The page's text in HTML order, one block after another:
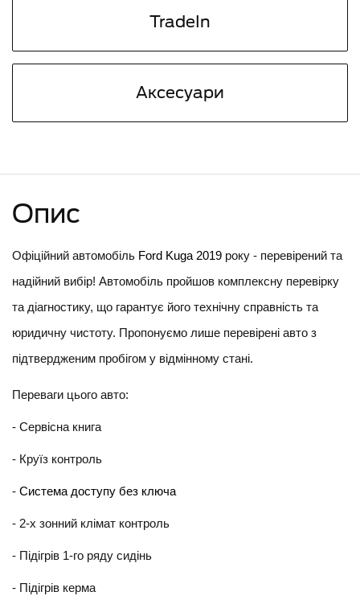
TradeIn
Аксесуари
Опис
Офіційний автомобіль Ford Kuga 2019 року - перевірений та
надійний вибір! Автомобіль пройшов комплексну перевірку
та діагностику, що гарантує його технічну справність та
юридичну чистоту. Пропонуємо лише перевірені авто з
підтвердженим пробігом у відмінному стані.
Переваги цього авто:
- Cервісна книга
- Круїз контроль
- Система доступу без ключа
- 2-х зонний клімат контроль
- Підігрів 1-го ряду сидінь
- Підігрів керма